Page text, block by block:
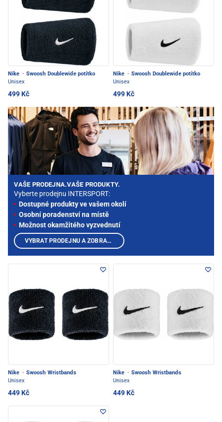
Nike · Swoosh Doublewide potítko
Unisex
499 Kč
Nike · Swoosh Doublewide potítko
Unisex
499 Kč
Nike · Swoosh Wristbands
Unisex
449 Kč
Nike · Swoosh Wristbands
Unisex
449 Kč
VAŠE PRODEJNA.VAŠE PRODUKTY.
Vyberte prodejnu INTERSPORT:
Dostupné produkty ve vašem okolí
Osobní poradenství na místě
Možnost okamžitého vyzvednutí
VYBRAT PRODEJNU A ZOBRAZIT PRODUKTY